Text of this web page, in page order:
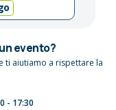
evento?
ti aiutiamo a rispettare la
- 17:30